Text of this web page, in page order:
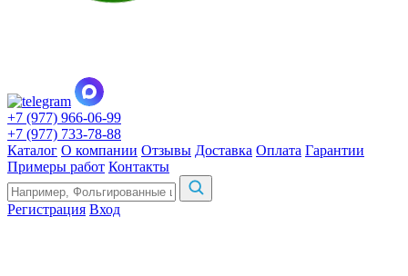
+7 (977) 966-06-99
+7 (977) 733-78-88
Каталог О компании Отзывы Доставка Оплата Гарантии
Примеры работ Контакты
Регистрация Вход